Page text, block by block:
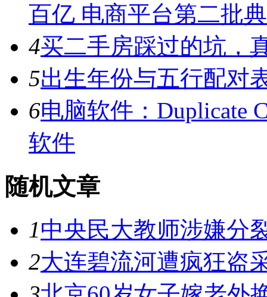
百亿 电商平台第二批
4买二手房踩过的坑，
5出生年份与五行配对
6电脑软件：Duplicate
软件
随机文章
1中央民大教师涉嫌分
2大连碧流河遭疯狂盗